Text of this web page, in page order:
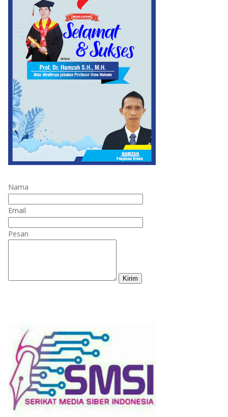
Nama
Email
Pesan